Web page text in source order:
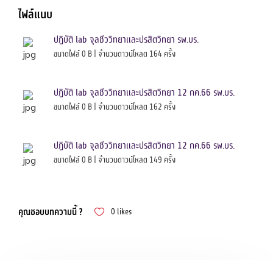
ไฟล์แนบ
ปฏิบัติ lab จุลชีววิทยาและปรสิตวิทยา รพ.บร.
ขนาดไฟล์ 0 B | จำนวนดาวน์โหลด 164 ครั้ง
ปฏิบัติ lab จุลชีววิทยาและปรสิตวิทยา 12 กค.66 รพ.บร.
ขนาดไฟล์ 0 B | จำนวนดาวน์โหลด 162 ครั้ง
ปฏิบัติ lab จุลชีววิทยาและปรสิตวิทยา 12 กค.66 รพ.บร.
ขนาดไฟล์ 0 B | จำนวนดาวน์โหลด 149 ครั้ง
คุณชอบบทความนี้ ? 0 likes